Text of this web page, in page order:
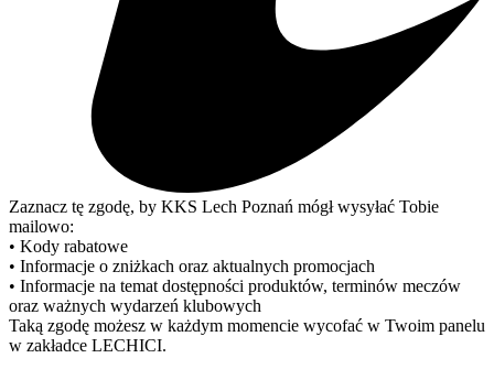
Zaznacz tę zgodę, by KKS Lech Poznań mógł wysyłać Tobie
mailowo:
• Kody rabatowe
• Informacje o zniżkach oraz aktualnych promocjach
• Informacje na temat dostępności produktów, terminów meczów
oraz ważnych wydarzeń klubowych
Taką zgodę możesz w każdym momencie wycofać w Twoim panelu
w zakładce LECHICI.